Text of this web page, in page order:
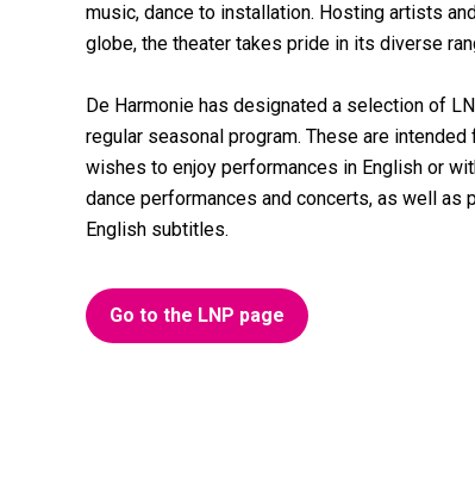
music, dance to installation. Hosting artists
globe, the theater takes pride in its diverse
De Harmonie has designated a selection of
regular seasonal program. These are
wishes to enjoy performances in English or
dance performances and concerts, as well
English subtitles.
Go to the LNP page